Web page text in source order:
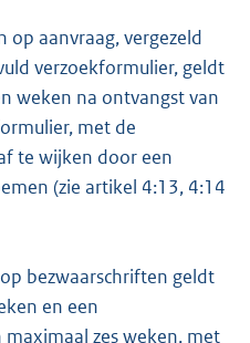
op aanvraag, vergezeld
verzoekformulier, geldt
weken na ontvangst van
met de
te wijken door een
(zie artikel 4:13, 4:14
bezwaarschriften geldt
en een
zes weken, met